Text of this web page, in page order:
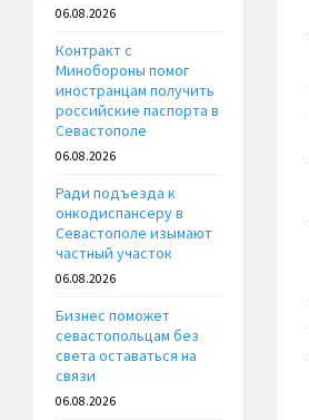
06.08.2026
Контракт с
Минобороны помог
иностранцам получить
российские паспорта в
Севастополе
06.08.2026
Ради подъезда к
онкодиспансеру в
Севастополе изымают
частный участок
06.08.2026
Бизнес поможет
севастопольцам без
света оставаться на
связи
06.08.2026